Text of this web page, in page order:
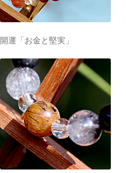
開運「お金と堅実」